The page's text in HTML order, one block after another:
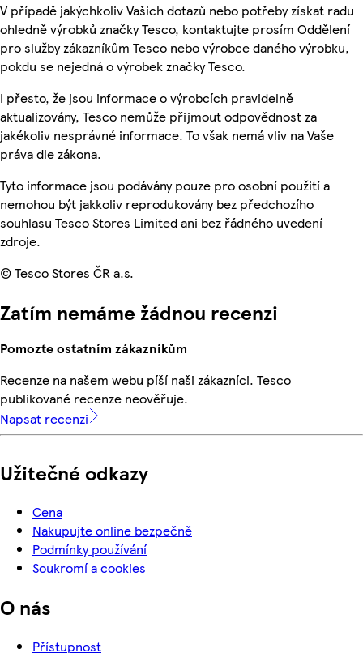
V případě jakýchkoliv Vašich dotazů nebo potřeby získat radu
ohledně výrobků značky Tesco, kontaktujte prosím Oddělení
pro služby zákazníkům Tesco nebo výrobce daného výrobku,
pokdu se nejedná o výrobek značky Tesco.
I přesto, že jsou informace o výrobcích pravidelně
aktualizovány, Tesco nemůže přijmout odpovědnost za
jakékoliv nesprávné informace. To však nemá vliv na Vaše
práva dle zákona.
Tyto informace jsou podávány pouze pro osobní použití a
nemohou být jakkoliv reprodukovány bez předchozího
souhlasu Tesco Stores Limited ani bez řádného uvedení
zdroje.
© Tesco Stores ČR a.s.
Zatím nemáme žádnou recenzi
Pomozte ostatním zákazníkům
Recenze na našem webu píší naši zákazníci. Tesco
publikované recenze neověřuje.
Napsat recenzi
Užitečné odkazy
Cena
Nakupujte online bezpečně
Podmínky používání
Soukromí a cookies
O nás
Přístupnost